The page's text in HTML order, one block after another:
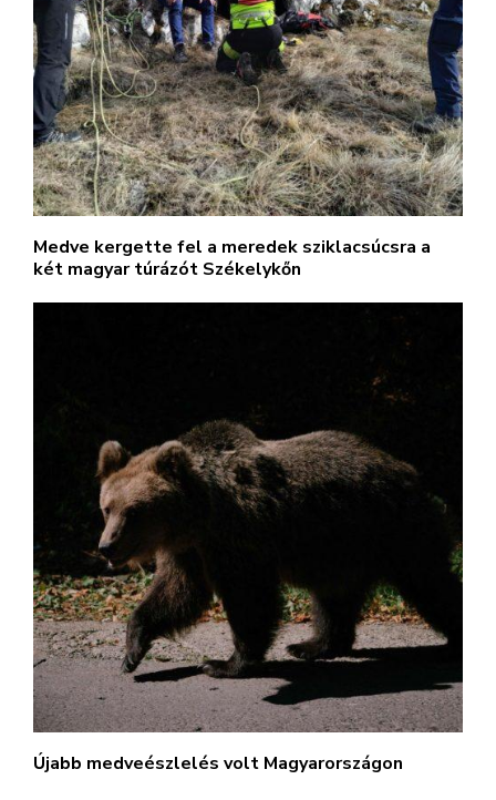
Medve kergette fel a meredek sziklacsúcsra a
két magyar túrázót Székelykőn
Újabb medveészlelés volt Magyarországon